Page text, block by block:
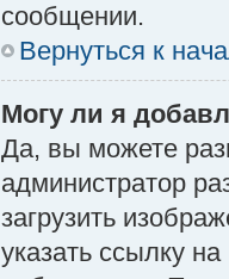
сообщении.
Вернуться к
Могу ли я
Да, вы можете
администратор
загрузить
указать ссылку